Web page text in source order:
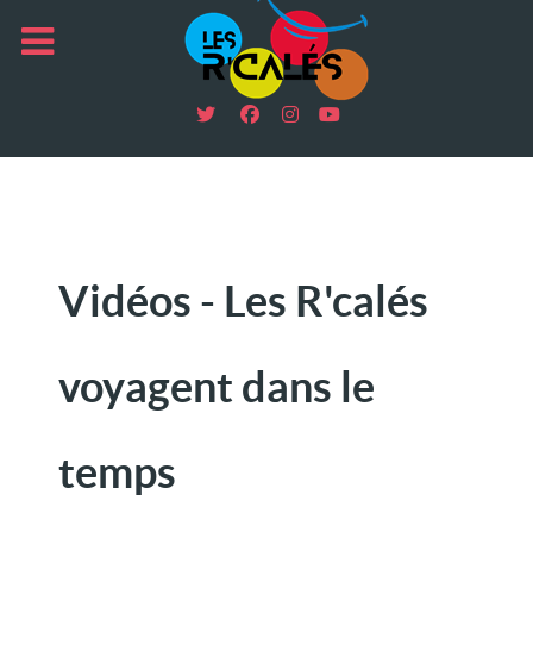
Vidéos - Les R'calés
voyagent dans le
temps